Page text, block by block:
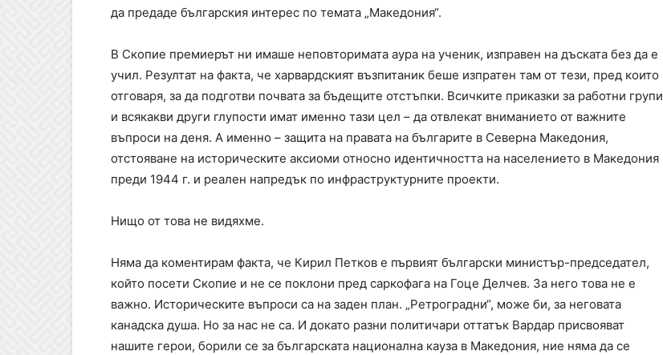
да предаде българския интерес по темата „Македония“.
В Скопие премиерът ни имаше неповторимата аура на ученик, изправен на дъската без да е
учил. Резултат на факта, че харвардският възпитаник беше изпратен там от тези, пред които
отговаря, за да подготви почвата за бъдещите отстъпки. Всичките приказки за работни групи
и всякакви други глупости имат именно тази цел – да отвлекат вниманието от важните
въпроси на деня. А именно – защита на правата на българите в Северна Македония,
отстояване на историческите аксиоми относно идентичността на населението в Македония
преди 1944 г. и реален напредък по инфраструктурните проекти.
Нищо от това не видяхме.
Няма да коментирам факта, че Кирил Петков е първият български министър-председател,
който посети Скопие и не се поклони пред саркофага на Гоце Делчев. За него това не е
важно. Историческите въпроси са на заден план. „Ретроградни“, може би, за неговата
канадска душа. Но за нас не са. И докато разни политичари оттатък Вардар присвояват
нашите герои, борили се за българската национална кауза в Македония, ние няма да се